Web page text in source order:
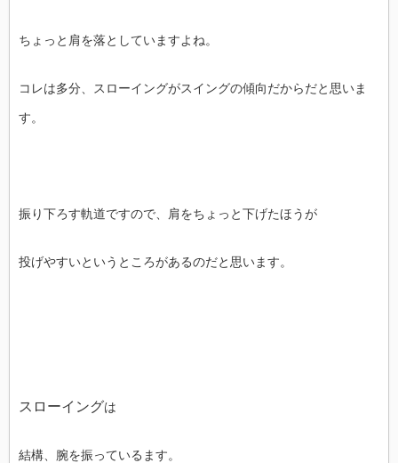
ちょっと肩を落としていますよね。
コレは多分、スローイングがスイングの傾向だからだと思いま
す。
振り下ろす軌道ですので、肩をちょっと下げたほうが
投げやすいというところがあるのだと思います。
スローイングは
結構、腕を振っているます。